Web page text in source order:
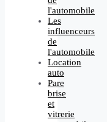
l'automobile
Les
influenceurs
de
l'automobile
Location
auto
Pare
brise
et
vitrerie